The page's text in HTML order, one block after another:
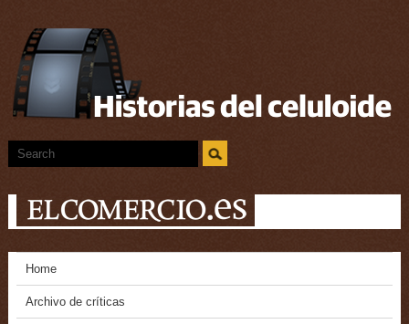
Home
Archivo de críticas